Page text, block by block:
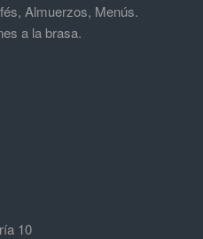
Almuerzos, Menús.
a la brasa.
10